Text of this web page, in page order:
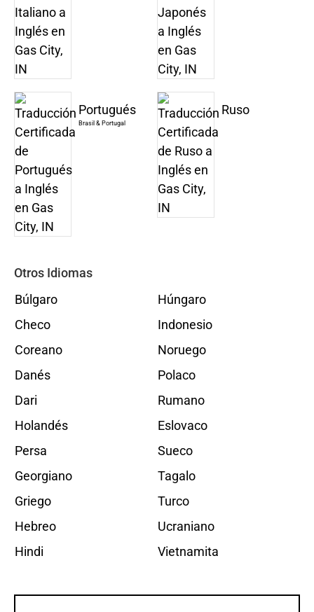
Portugués
Brasil & Portugal
Ruso
Otros Idiomas
Búlgaro
Checo
Coreano
Danés
Dari
Holandés
Persa
Georgiano
Griego
Hebreo
Hindi
Húngaro
Indonesio
Noruego
Polaco
Rumano
Eslovaco
Sueco
Tagalo
Turco
Ucraniano
Vietnamita